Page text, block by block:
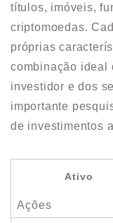
títulos, imóveis,
criptomoedas.
próprias
combinação ideal
investidor e dos
importante
de investimentos
Ativo
Ações